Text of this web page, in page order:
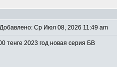
Добавлено: Ср Июл 08, 2026 11:49 am
тенге 2023 год новая серия БВ